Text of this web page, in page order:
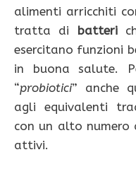
alimenti arricchiti
tratta di batteri
esercitano funzioni
in buona salute.
“probiotici” anche
agli equivalenti
con un alto numero
attivi.